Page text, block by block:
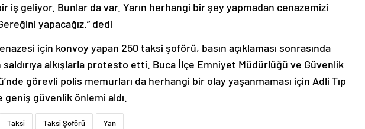
iş geliyor. Bunlar da var. Yarın herhangi bir şey yapmadan cenazemizi
yapacağız.” dedi
için konvoy yapan 250 taksi şoförü, basın açıklaması sonrasında
alkışlarla protesto etti. Buca İlçe Emniyet Müdürlüğü ve Güvenlik
görevli polis memurları da herhangi bir olay yaşanmaması için Adli Tıp
güvenlik önlemi aldı.
Taksi Taksi Şoförü Yan